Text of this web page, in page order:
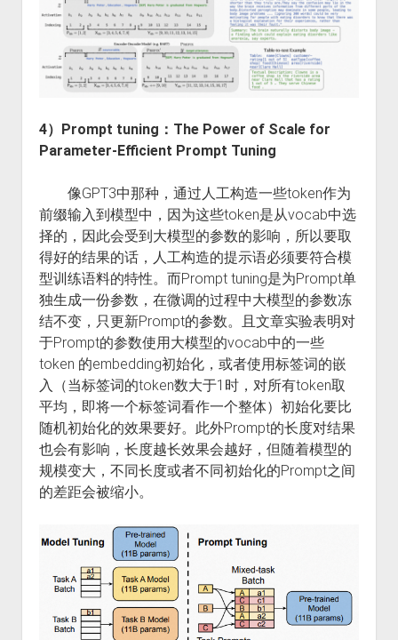
4）Prompt tuning：The Power of Scale for
Parameter-Efficient Prompt Tuning
像GPT3中那种，通过人工构造一些token作为
前缀输入到模型中，因为这些token是从vocab中选
择的，因此会受到大模型的参数的影响，所以要取
得好的结果的话，人工构造的提示语必须要符合模
型训练语料的特性。而Prompt tuning是为Prompt单
独生成一份参数，在微调的过程中大模型的参数冻
结不变，只更新Prompt的参数。且文章实验表明对
于Prompt的参数使用大模型的vocab中的一些
token 的embedding初始化，或者使用标签词的嵌
入（当标签词的token数大于1时，对所有token取
平均，即将一个标签词看作一个整体）初始化要比
随机初始化的效果要好。此外Prompt的长度对结果
也会有影响，长度越长效果会越好，但随着模型的
规模变大，不同长度或者不同初始化的Prompt之间
的差距会被缩小。